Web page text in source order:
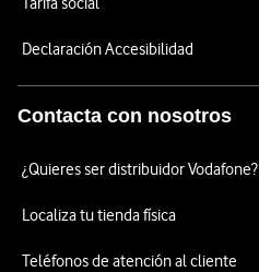
Declaración Accesibilidad
Contacta con nosotros
¿Quieres ser distribuidor Vodafone?
Localiza tu tienda física
Teléfonos de atención al cliente